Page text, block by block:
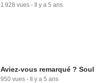
1 928 vues - Il y a 5 ans
Aviez-vous remarqué ? Soul
950 vues - Il y a 5 ans